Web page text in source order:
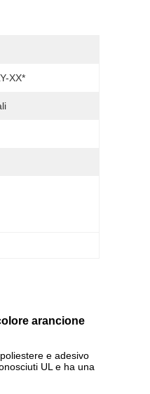
XX*
arancione
e adesivo
UL e ha una